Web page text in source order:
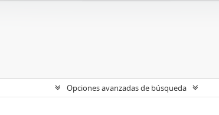
Opciones avanzadas de búsqueda